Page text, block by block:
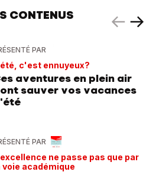
CONTENUS
PAR
c'est ennuyeux?
aventures en plein air
sauver vos vacances
PAR
ne passe pas que par
voie académique